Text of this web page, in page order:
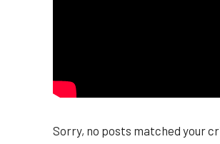
Sorry, no posts matched your